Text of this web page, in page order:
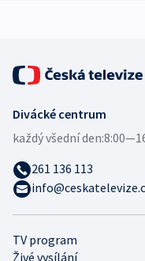
TV program
Živé vysílání
Divácké centrum
každý všední den:
261 136 113